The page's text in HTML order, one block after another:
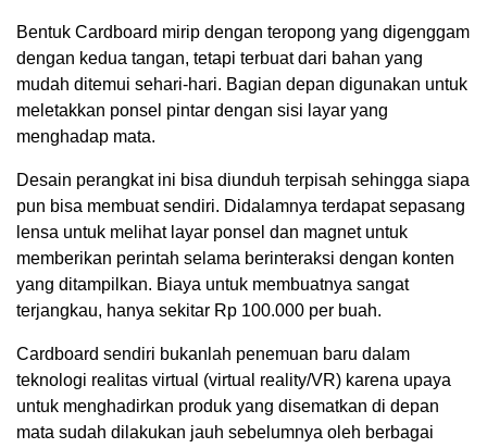
Bentuk Cardboard mirip dengan teropong yang digenggam
dengan kedua tangan, tetapi terbuat dari bahan yang
mudah ditemui sehari-hari. Bagian depan digunakan untuk
meletakkan ponsel pintar dengan sisi layar yang
menghadap mata.
Desain perangkat ini bisa diunduh terpisah sehingga siapa
pun bisa membuat sendiri. Didalamnya terdapat sepasang
lensa untuk melihat layar ponsel dan magnet untuk
memberikan perintah selama berinteraksi dengan konten
yang ditampilkan. Biaya untuk membuatnya sangat
terjangkau, hanya sekitar Rp 100.000 per buah.
Cardboard sendiri bukanlah penemuan baru dalam
teknologi realitas virtual (virtual reality/VR) karena upaya
untuk menghadirkan produk yang disematkan di depan
mata sudah dilakukan jauh sebelumnya oleh berbagai